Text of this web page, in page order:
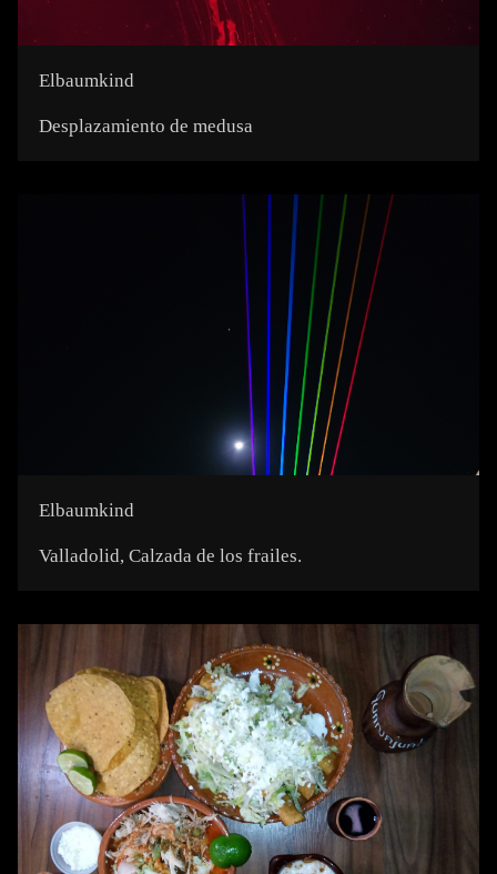
Desplazamiento de medusa
Elbaumkind
Valladolid, Calzada de los frailes.
Elbaumkind